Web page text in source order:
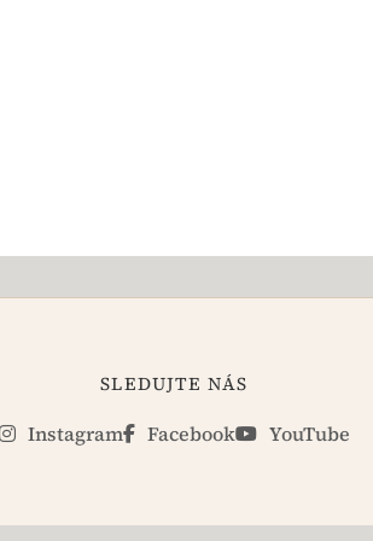
SLEDUJTE NÁS
Instagram Facebook YouTube